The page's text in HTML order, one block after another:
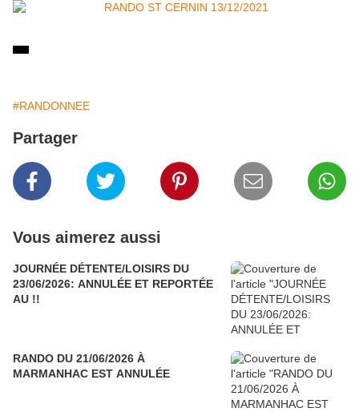
#RANDONNEE
Partager
Vous aimerez aussi
JOURNÉE DÉTENTE/LOISIRS DU
23/06/2026: ANNULÉE ET REPORTÉE
AU !!
RANDO DU 21/06/2026 À
MARMANHAC EST ANNULÉE